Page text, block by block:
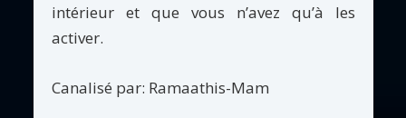
intérieur et que vous n’avez qu’à les
activer.
Canalisé par: Ramaathis-Mam